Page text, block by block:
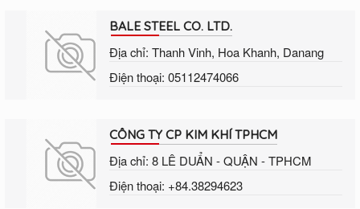
BALE STEEL CO. LTD.
Địa chỉ: Thanh Vinh, Hoa Khanh, Danang
Điện thoại: 05112474066
CÔNG TY CP KIM KHÍ TPHCM
Địa chỉ: 8 LÊ DUẨN - QUẬN - TPHCM
Điện thoại: +84.38294623